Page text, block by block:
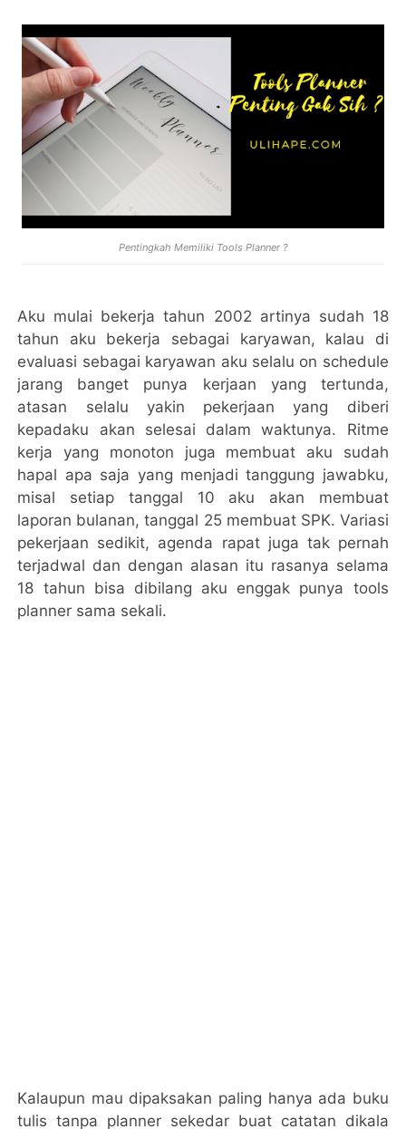
Pentingkah Memiliki Tools Planner ?
Aku mulai bekerja tahun 2002 artinya sudah 18
tahun aku bekerja sebagai karyawan, kalau di
evaluasi sebagai karyawan aku selalu on schedule
jarang banget punya kerjaan yang tertunda,
atasan selalu yakin pekerjaan yang diberi
kepadaku akan selesai dalam waktunya. Ritme
kerja yang monoton juga membuat aku sudah
hapal apa saja yang menjadi tanggung jawabku,
misal setiap tanggal 10 aku akan membuat
laporan bulanan, tanggal 25 membuat SPK. Variasi
pekerjaan sedikit, agenda rapat juga tak pernah
terjadwal dan dengan alasan itu rasanya selama
18 tahun bisa dibilang aku enggak punya tools
planner sama sekali.
Kalaupun mau dipaksakan paling hanya ada buku
tulis tanpa planner sekedar buat catatan dikala